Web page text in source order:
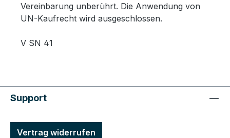
Vereinbarung unberührt. Die Anwendung von
UN-Kaufrecht wird ausgeschlossen.
V SN 41
Support
Vertrag widerrufen